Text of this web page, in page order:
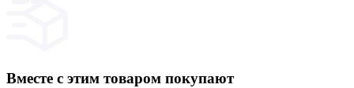
Вместе с этим товаром покупают